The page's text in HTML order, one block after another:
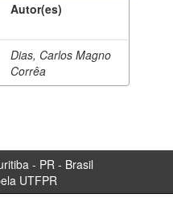
Autor(es)
Dias, Carlos Magno
Corrêa
- Curitiba - PR - Brasil
UTFPR